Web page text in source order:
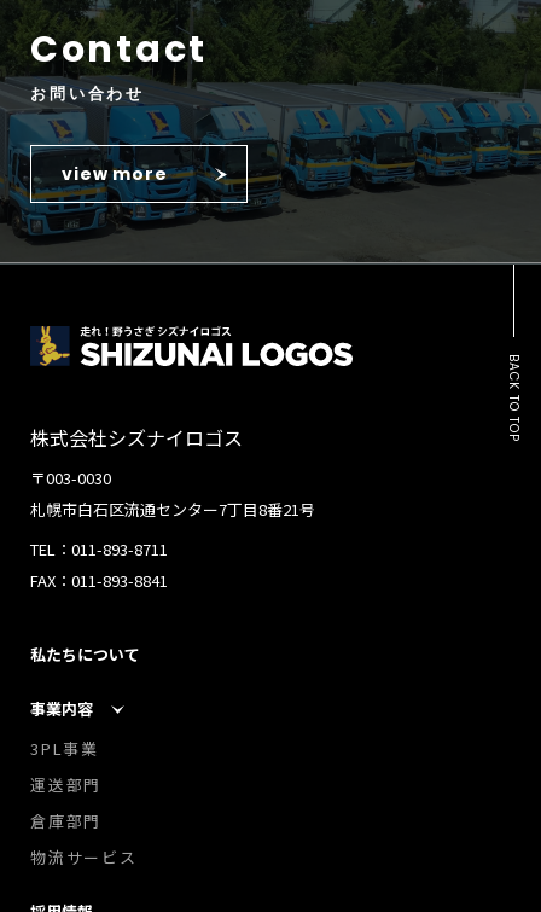
Contact
お問い合わせ
view more
BACK TO TOP
株式会社シズナイロゴス
〒003-0030
札幌市白石区流通センター7丁目8番21号
TEL：011-893-8711
FAX：011-893-8841
私たちについて
事業内容
3PL事業
運送部門
倉庫部門
物流サービス